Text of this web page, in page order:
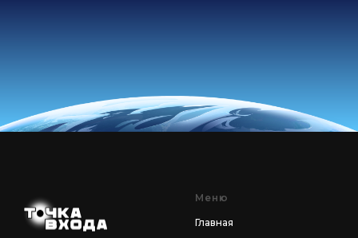
Меню
Главная